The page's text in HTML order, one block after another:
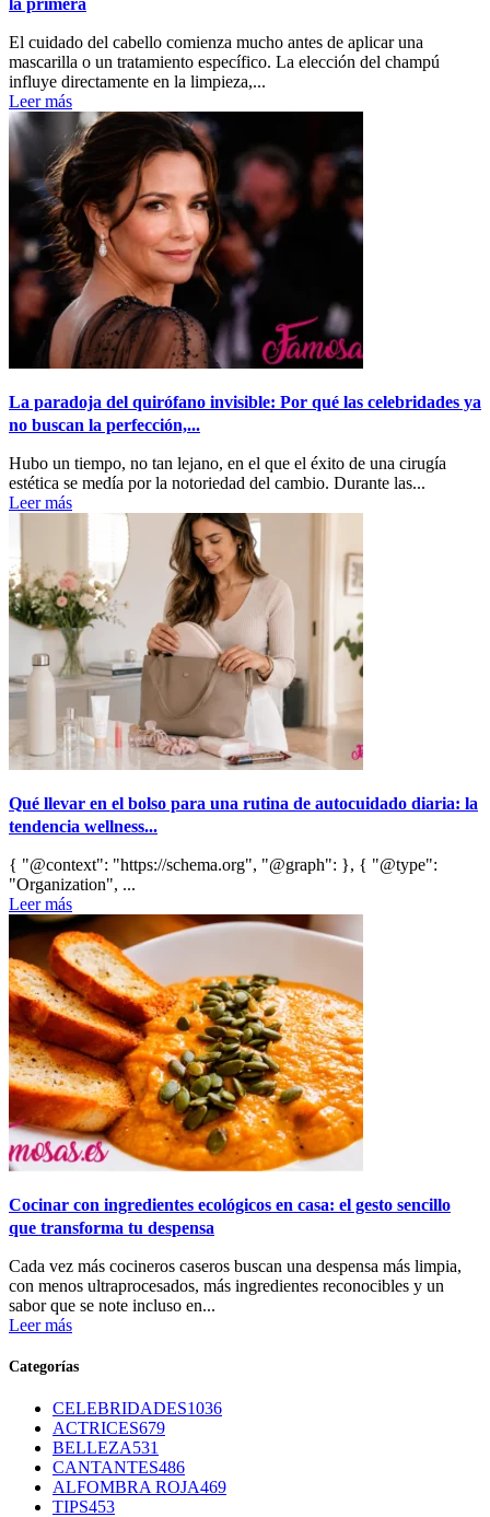
El cuidado del cabello comienza mucho antes de aplicar una
mascarilla o un tratamiento específico. La elección del champú
influye directamente en la limpieza,...
Leer más
La paradoja del quirófano invisible: Por qué las celebridades ya
no buscan la perfección,...
Hubo un tiempo, no tan lejano, en el que el éxito de una cirugía
estética se medía por la notoriedad del cambio. Durante las...
Leer más
Qué llevar en el bolso para una rutina de autocuidado diaria: la
tendencia wellness...
{ "@context": "https://schema.org", "@graph": }, { "@type":
"Organization", ...
Leer más
Cocinar con ingredientes ecológicos en casa: el gesto sencillo
que transforma tu despensa
Cada vez más cocineros caseros buscan una despensa más limpia,
con menos ultraprocesados, más ingredientes reconocibles y un
sabor que se note incluso en...
Leer más
Categorías
CELEBRIDADES1036
ACTRICES679
BELLEZA531
CANTANTES486
ALFOMBRA ROJA469
TIPS453